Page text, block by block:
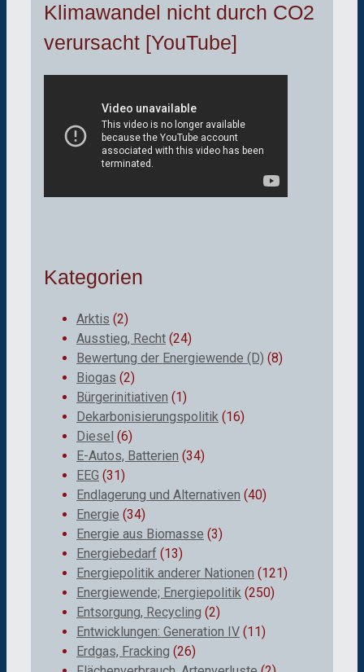
Klimawandel nicht durch CO2
verursacht [YouTube]
Kategorien
Arktis (2)
Ausstieg, Recht (24)
Bewertung der Energiewende (D) (8)
Biogas (2)
Bürgerinitiativen (1)
Dekarbonisierungspolitik (16)
Diesel (6)
E-Autos, Batterien (34)
EEG (31)
Endlagerung und Alternativen (40)
Energie (34)
Energie aus Biomasse (3)
Energiebedarf (13)
Energiepolitik anderer Nationen (121)
Energiewende; Energiepolitik (250)
Entsorgung, Recycling (2)
Entwicklungen: Generation IV (11)
Erdgas, Fracking (26)